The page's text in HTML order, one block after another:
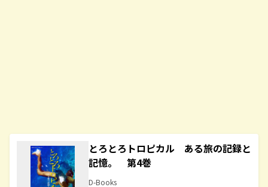
とろとろトロピカル ある旅の記録と
記憶。 第4巻
D-Books